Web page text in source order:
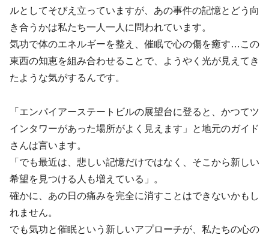
ルとしてそびえ立っていますが、あの事件の記憶とどう向
き合うかは私たち一人一人に問われています。
気功で体のエネルギーを整え、催眠で心の傷を癒す…この
東西の知恵を組み合わせることで、ようやく光が見えてき
たような気がするんです。
「エンパイアーステートビルの展望台に登ると、かつてツ
インタワーがあった場所がよく見えます」と地元のガイド
さんは言います。
「でも最近は、悲しい記憶だけではなく、そこから新しい
希望を見つける人も増えている」。
確かに、あの日の痛みを完全に消すことはできないかもし
れません。
でも気功と催眠という新しいアプローチが、私たちの心の